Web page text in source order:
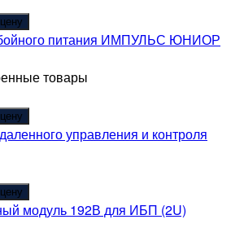
питания ИМПУЛЬС ЮНИОР
товары
управления и контроля
модуль 192В для ИБП (2U)